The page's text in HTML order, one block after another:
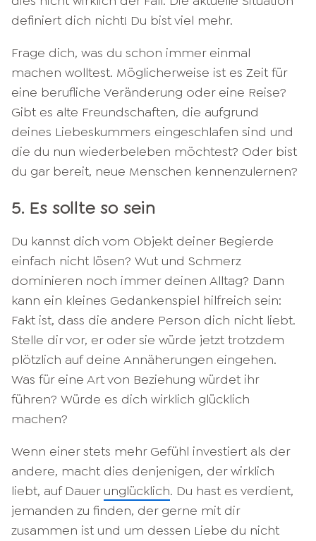
definiert dich nicht! Du bist viel mehr.
Frage dich, was du schon immer einmal
machen wolltest. Möglicherweise ist es Zeit für
eine berufliche Veränderung oder eine Reise?
Gibt es alte Freundschaften, die aufgrund
deines Liebeskummers eingeschlafen sind und
die du nun wiederbeleben möchtest? Oder bist
du gar bereit, neue Menschen kennenzulernen?
5. Es sollte so sein
Du kannst dich vom Objekt deiner Begierde
einfach nicht lösen? Wut und Schmerz
dominieren noch immer deinen Alltag? Dann
kann ein kleines Gedankenspiel hilfreich sein:
Fakt ist, dass die andere Person dich nicht liebt.
Stelle dir vor, er oder sie würde jetzt trotzdem
plötzlich auf deine Annäherungen eingehen.
Was für eine Art von Beziehung würdet ihr
führen? Würde es dich wirklich glücklich
machen?
Wenn einer stets mehr Gefühl investiert als der
andere, macht dies denjenigen, der wirklich
liebt, auf Dauer unglücklich. Du hast es verdient,
jemanden zu finden, der gerne mit dir
zusammen ist und um dessen Liebe du nicht